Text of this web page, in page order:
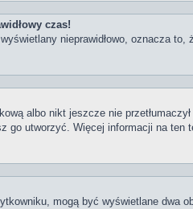
czas!
nieprawidłowo, oznacza
albo nikt jeszcze nie
utworzyć. Więcej informacji na
mogą być wyświetlane